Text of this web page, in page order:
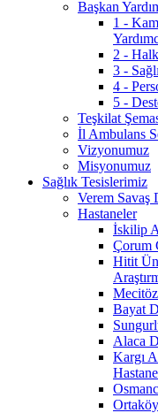
Başkan
1 -
2 - Halk
3 -
4 -
5 -
Teşkilat
İl Ambulans
Vizyonumuz
Misyonumuz
Sağlık Tesislerimiz
Verem Savaş
Hastaneler
İskilip
Çorum
Hitit
Bayat
Alaca
Kargı